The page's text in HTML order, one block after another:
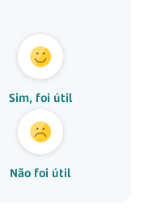
Sim, foi útil
Não foi útil